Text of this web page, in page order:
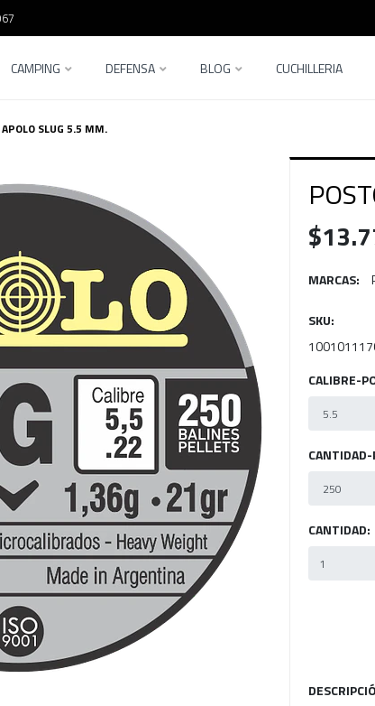
CAMPING DEFENSA BLOG CUCHILLERIA
SLUG 5.5 MM.
MARCAS:
SKU:
CALIBRE-
CANTIDAD: